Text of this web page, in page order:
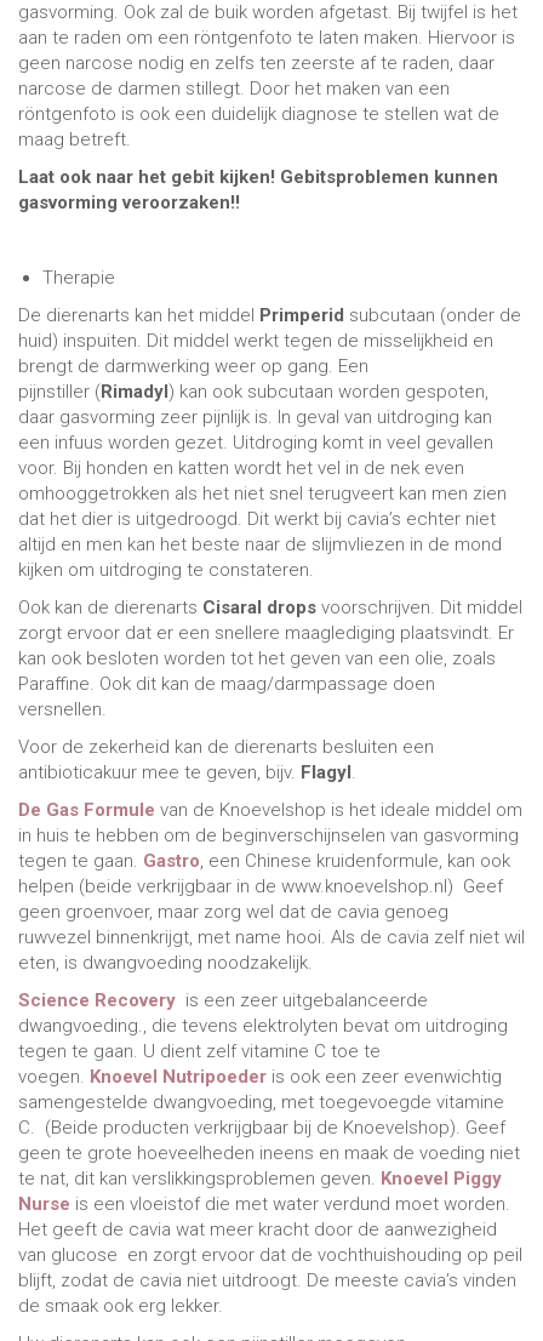
gasvorming. Ook zal de buik worden afgetast. Bij twijfel is het
aan te raden om een röntgenfoto te laten maken. Hiervoor is
geen narcose nodig en zelfs ten zeerste af te raden, daar
narcose de darmen stillegt. Door het maken van een
röntgenfoto is ook een duidelijk diagnose te stellen wat de
maag betreft.
Laat ook naar het gebit kijken! Gebitsproblemen kunnen
gasvorming veroorzaken!!
Therapie
De dierenarts kan het middel
Primperid subcutaan (onder de
huid) inspuiten. Dit middel werkt tegen de misselijkheid en
brengt de darmwerking weer op gang. Een
pijnstiller ( Rimadyl ) kan ook subcutaan worden gespoten,
daar gasvorming zeer pijnlijk is. In geval van uitdroging kan
een infuus worden gezet. Uitdroging komt in veel gevallen
voor. Bij honden en katten wordt het vel in de nek even
omhooggetrokken als het niet snel terugveert kan men zien
dat het dier is uitgedroogd. Dit werkt bij cavia’s echter niet
altijd en men kan het beste naar de slijmvliezen in de mond
kijken om uitdroging te constateren.
Ook kan de dierenarts Cisaral drops voorschrijven. Dit middel
zorgt ervoor dat er een snellere maaglediging plaatsvindt. Er
kan ook besloten worden tot het geven van een olie, zoals
Paraffine. Ook dit kan de maag/darmpassage doen
versnellen.
Voor de zekerheid kan de dierenarts besluiten een
antibioticakuur mee te geven, bijv. Flagyl .
De Gas Formule van de Knoevelshop is het ideale middel om
in huis te hebben om de beginverschijnselen van gasvorming
tegen te gaan. Gastro, een Chinese kruidenformule, kan ook
helpen (beide verkrijgbaar in de www.knoevelshop.nl) Geef
geen groenvoer, maar zorg wel dat de cavia genoeg
ruwvezel binnenkrijgt, met name hooi. Als de cavia zelf niet wil
eten, is dwangvoeding noodzakelijk.
Science Recovery is een zeer uitgebalanceerde
dwangvoeding., die tevens elektrolyten bevat om uitdroging
tegen te gaan. U dient zelf vitamine C toe te
voegen. Knoevel Nutripoeder is ook een zeer evenwichtig
samengestelde dwangvoeding, met toegevoegde vitamine
C. (Beide producten verkrijgbaar bij de Knoevelshop). Geef
geen te grote hoeveelheden ineens en maak de voeding niet
te nat, dit kan verslikkingsproblemen geven. Knoevel Piggy
Nurse is een vloeistof die met water verdund moet worden.
Het geeft de cavia wat meer kracht door de aanwezigheid
van glucose en zorgt ervoor dat de vochthuishouding op peil
blijft, zodat de cavia niet uitdroogt. De meeste cavia’s vinden
de smaak ook erg lekker.